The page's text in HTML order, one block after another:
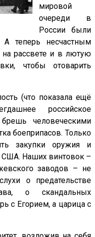
мировой
очереди в
России были
теперь несчастным
на рассвете и в лютую
чтобы отоварить
(что показала ещё
российское
человеческими
боеприпасов. Только
закупки оружия и
США. Наших винтовок –
заводов – не
о предательстве
о скандальных
с Егорием, а царица с